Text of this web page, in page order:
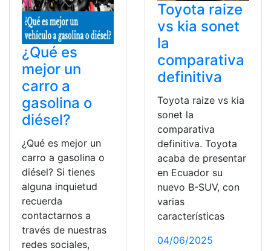
¿Qué es
mejor un
carro a
gasolina o
diésel?
¿Qué es mejor un
carro a gasolina o
diésel? Si tienes
alguna inquietud
recuerda
contactarnos a
través de nuestras
redes sociales,
Toyota raize
vs kia sonet
la
comparativa
definitiva
Toyota raize vs kia
sonet la
comparativa
definitiva. Toyota
acaba de presentar
en Ecuador su
nuevo B-SUV, con
varias
características
04/06/2025